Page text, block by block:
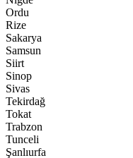
Ordu
Rize
Sakarya
Samsun
Siirt
Sinop
Sivas
Tekirdağ
Tokat
Trabzon
Tunceli
Şanlıurfa